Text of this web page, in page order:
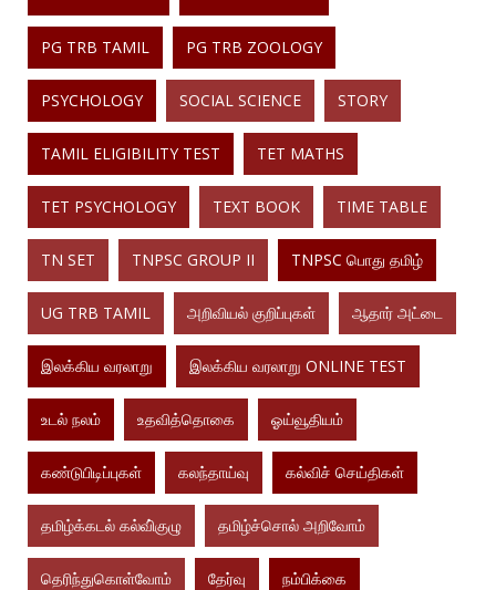
PG TRB TAMIL PG TRB ZOOLOGY
PSYCHOLOGY SOCIAL SCIENCE STORY
TAMIL ELIGIBILITY TEST TET MATHS
TET PSYCHOLOGY TEXT BOOK TIME TABLE
TN SET TNPSC GROUP II TNPSC பொது தமிழ்
UG TRB TAMIL அறிவியல் குறிப்புகள் ஆதார் அட்டை
இலக்கிய வரலாறு இலக்கிய வரலாறு ONLINE TEST
உடல் நலம் உதவித்தொகை ஓய்வூதியம்
கண்டுபிடிப்புகள் கலந்தாய்வு கல்விச் செய்திகள்
தமிழ்க்கடல் கல்வி்குழு தமிழ்ச்சொல் அறிவோம்
தெரிந்துகொள்வோம் தேர்வு நம்பிக்கை